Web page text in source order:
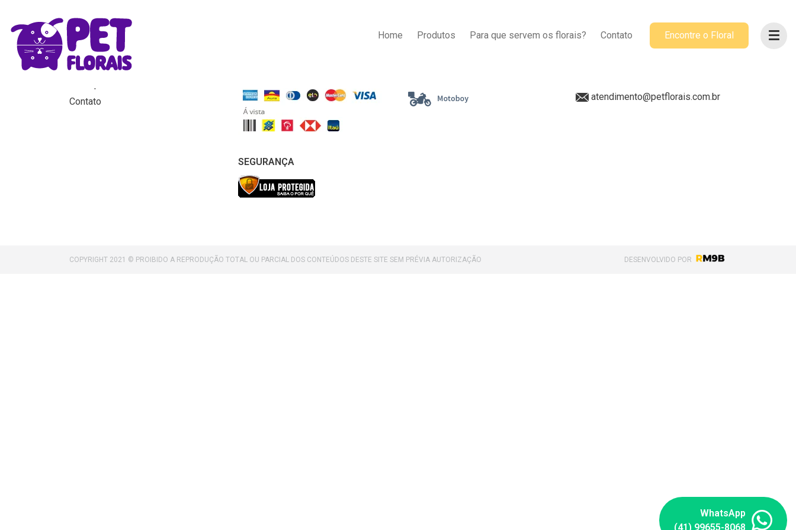
Home Produtos Para que servem os florais? Contato Encontre o Floral
MENU
Home
Produtos
Contato
SEGURANÇA
ENTREGA
ACOMPANHE-NOS
@petflorais
atendimento@petflorais.com.br
COPYRIGHT 2021 © PROIBIDO A REPRODUÇÃO TOTAL OU PARCIAL DOS CONTEÚDOS DESTE SITE SEM PRÉVIA AUTORIZAÇÃO DESENVOLVIDO POR
WhatsApp
(41) 99655-8068